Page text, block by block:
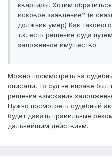
квартиры. Хотим
исковое заявление? (в
должник умер) Как
т.к. есть решение суда
заложенное имущество
Можно посммотреть на
описали, то суд не вправе
решения взыскания
Нужно посмотреть судебный
будет давать правильные
дальнейшим действиям.